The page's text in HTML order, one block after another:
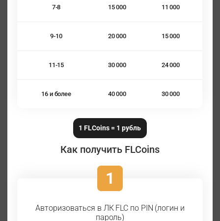
7-8 15 000 11 000
9-10 20 000 15 000
11-15 30 000 24 000
16 и более 40 000 30 000
1 FLCoins = 1 рубль
Как получить FLCoins
1
Авторизоваться в ЛК FLC по PIN (логин и
пароль)